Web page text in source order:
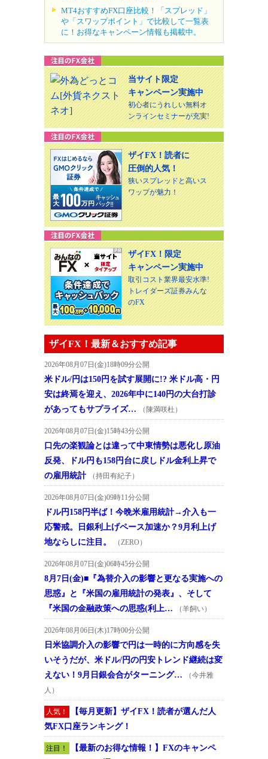
MT4おすすめFX口座比較！「スプレッド」
や「スワップポイント」で比較して一覧表
に！お得なキャンペーン情報も掲載中。
当サイト限定
キャンペーン実施中
初心者にうれしい無料オ
ンラインセミナーが充実!
ザイFX！読者に
圧倒的人気！
狭いスプレッドと高いス
ワップが魅力！
ザイFX！限定
キャンペーン実施中
取引コスト業界最安水準!
トレイダーズ証券みんな
のFX
ザイFX！最新＆おすすめ記事
2026年08月07日(金)18時09分公開
米ドル/円は150円を試す展開に!? 米ドル高・円
安は終焉を迎え、2026年中に140円の大台打診
があってもサプライズ…
（陳満咲杜）
2026年08月07日(金)15時43分公開
口先の楽観論とは違って中東情勢は悪化し原油
反発、ドル円も158円台に戻しドル金利上昇で
の雇用統計
（持田有紀子）
2026年08月07日(金)09時11分公開
ドル円158円半ば！今晩米雇用統計→介入も一
応警戒。日銀利上げペース加速か？9月利上げ
地ならしに注目。
（ZERO）
2026年08月07日(金)06時45分公開
8月7日(金)■『為替介入の影響と更なる実施への
思惑』と『米国の雇用統計の発表』、そして
『米国の金融政策への思惑(利上…
（羊飼い）
2026年08月06日(木)17時00分公開
日米協調介入の影響で円は一時的に方向感を失
いそうだが、米ドル/円の円安トレンド継続は変
えない！9月日銀会合がターニング…
（今井雅
人）
人気！
【毎月更新】ザイFX！読者が選んだ人
気FX口座ランキング！
注目！
【最新のお得な情報！】FXのキャンペ